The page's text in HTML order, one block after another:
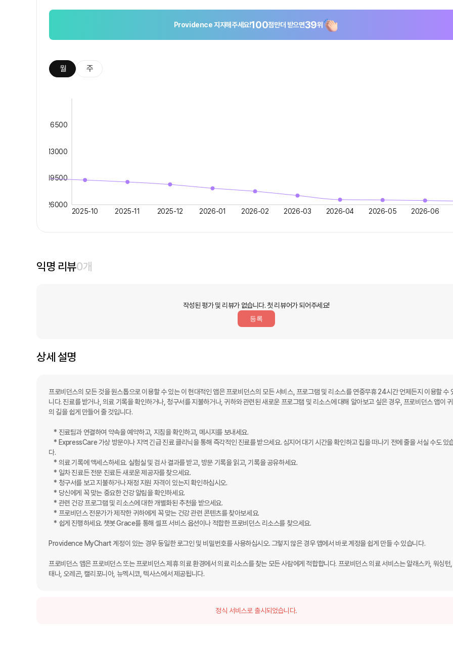
Providence 지지해주세요!100점만더 받으면39위
월 주
2025-10 2025-11 2025-12 2026-01 2026-02 2026-03 2026-04 2026-05 2026-06
6500
13000
19500
26000
익명 리뷰0개
작성된 평가 및 리뷰가 없습니다. 첫 리뷰어가 되어주세요!
등록
상세 설명
프로비던스의 모든 것을 원스톱으로 이용할 수 있는 이 현대적인 앱은 프로비던스의 모든 서비스, 프로그램 및 리소스를 연중무휴 24시간 언제든지 이용할 수
니다. 진료를 받거나, 의료 기록을 확인하거나, 청구서를 지불하거나, 귀하와 관련된 새로운 프로그램 및 리소스에 대해 알아보고 싶은 경우, 프로비던스 앱이
의 길을 쉽게 만들어 줄 것입니다.
    * 진료팀과 연결하여 약속을 예약하고, 지침을 확인하고, 메시지를 보내세요.
    * ExpressCare 가상 방문이나 지역 긴급 진료 클리닉을 통해 즉각적인 진료를 받으세요. 심지어 대기 시간을 확인하고 집을 떠나기 전에 줄을 서실 수도 있습니
다.
    * 의료 기록에 액세스하세요. 실험실 및 검사 결과를 받고, 방문 기록을 읽고, 기록을 공유하세요.
    * 일차 진료든 전문 진료든 새로운 제공자를 찾으세요.
    * 청구서를 보고 지불하거나 재정 지원 자격이 있는지 확인하십시오.
    * 당신에게 꼭 맞는 중요한 건강 알림을 확인하세요.
    * 관련 건강 프로그램 및 리소스에 대한 개별화된 추천을 받으세요.
    * 프로비던스 전문가가 제작한 귀하에게 꼭 맞는 건강 관련 콘텐츠를 찾아보세요.
    * 쉽게 진행하세요. 챗봇 Grace를 통해 셀프 서비스 옵션이나 적합한 프로비던스 리소스를 찾으세요.
Providence MyChart 계정이 있는 경우 동일한 로그인 및 비밀번호를 사용하십시오. 그렇지 않은 경우 앱에서 바로 계정을 쉽게 만들 수 있습니다.
프로비던스 앱은 프로비던스 또는 프로비던스 제휴 의료 환경에서 의료 리소스를 찾는 모든 사람에게 적합합니다. 프로비던스 의료 서비스는 알래스카, 워싱턴
태나, 오레곤, 캘리포니아, 뉴멕시코, 텍사스에서 제공됩니다.
정식 서비스로 출시되었습니다.